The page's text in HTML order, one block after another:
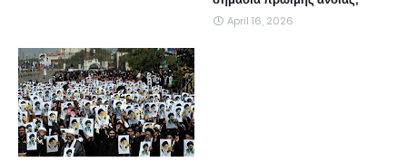
April 16, 2026